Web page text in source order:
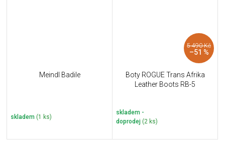
Meindl Badile
skladem (1 ks)
5 490 Kč
–51 %
Boty ROGUE Trans Afrika
Leather Boots RB-5
skladem -
doprodej (2 ks)